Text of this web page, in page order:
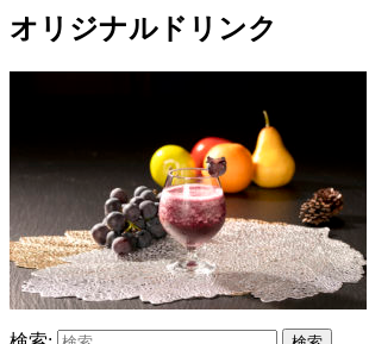
オリジナルドリンク